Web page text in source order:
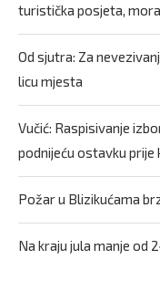
turistička posjeta,
Od sjutra: Za
licu mjesta
Vučić: Raspisivanje
podnijeću ostavku prije
Požar u Blizikućama
Na kraju jula manje od